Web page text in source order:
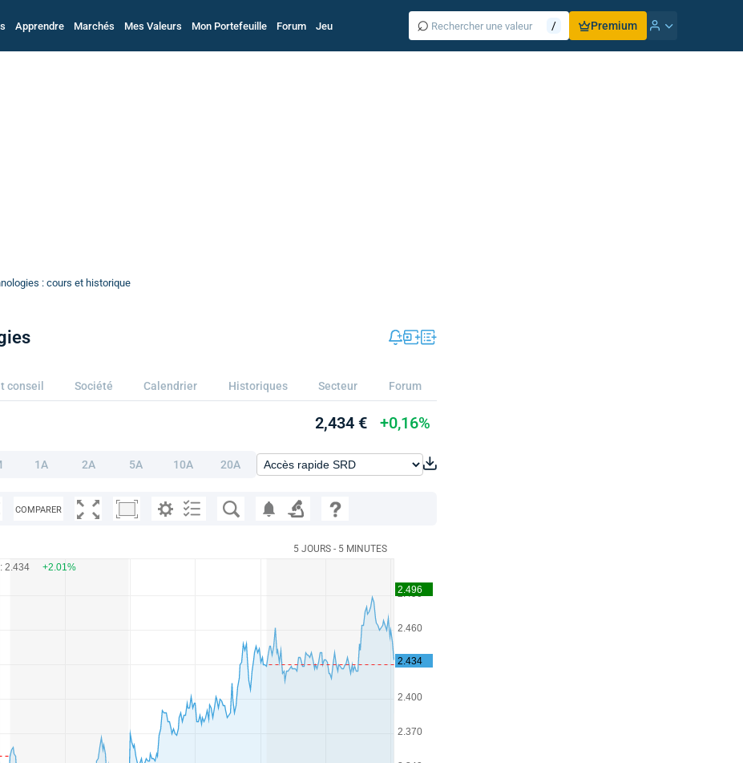
Apprendre Marchés Mes Valeurs Mon Portefeuille Forum Jeu ⌕ / Premium
: cours et historique
conseil Société Calendrier Historiques Secteur Forum
2,434 € +0,16%
1A 2A 5A 10A 20A
COMPARER
5 JOURS - 5 MINUTES
: 2.434 +2.01%